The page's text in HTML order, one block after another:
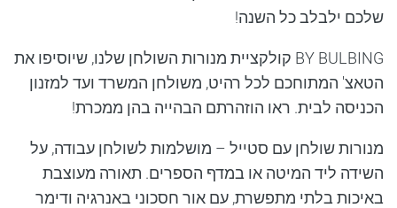
שלכם ילבלבכל השנה!
BY BULBING קולקציית
מנורות השולחן שלנו, שיוסיפו את
הטאצ' המתוחכם לכל רהיט, משולחן המשרד ועד למזנון
הכניסה לבית. ראו הוזהרתם הבהייה בהן ממכרת!
מנורות שולחן עם סטייל – מושלמות לשולחן עבודה, על
השידה ליד המיטה או במדף הספרים. תאורה מעוצבת
באיכות בלתי מתפשרת, עם אור חסכוני באנרגיה ודימר